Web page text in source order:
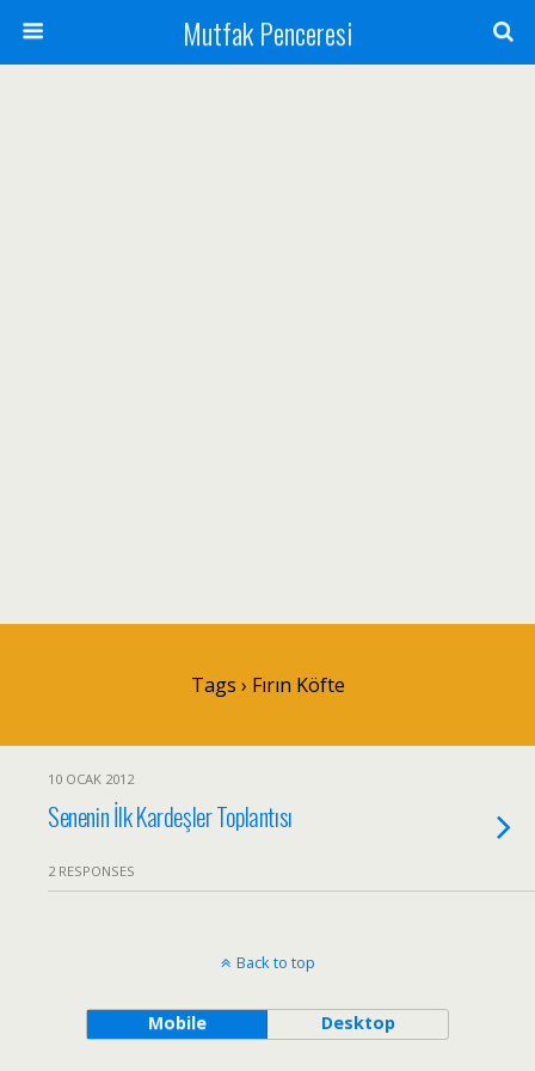
Mutfak Penceresi
Tags › Fırın Köfte
10 OCAK 2012
Senenin İlk Kardeşler Toplantısı
2 RESPONSES
Back to top
Mobile Desktop